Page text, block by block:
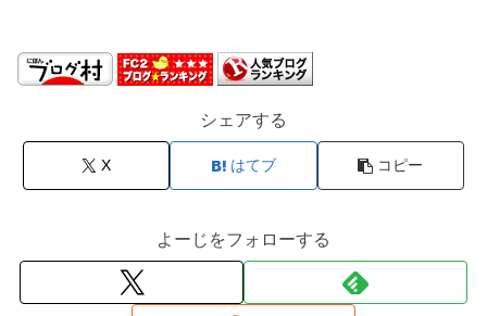
シェアする
X はてブ コピー
よーじをフォローする